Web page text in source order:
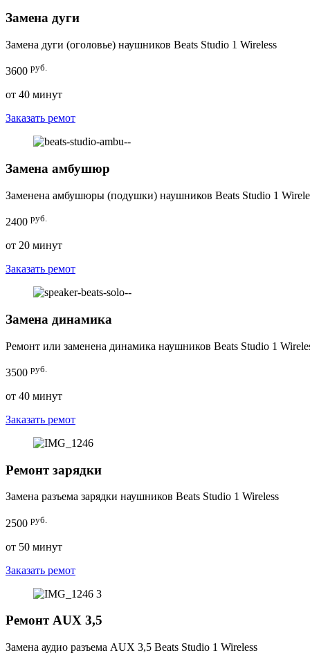
Замена дуги
Замена дуги (оголовье) наушников Beats Studio 1 Wireless
3600 руб.
от 40 минут
Заказать ремот
Замена амбушюр
Заменена амбушюры (подушки) наушников Beats Studio 1
2400 руб.
от 20 минут
Заказать ремот
Замена динамика
Ремонт или заменена динамика наушников Beats Studio 1
3500 руб.
от 40 минут
Заказать ремот
Ремонт зарядки
Замена разъема зарядки наушников Beats Studio 1 Wireless
2500 руб.
от 50 минут
Заказать ремот
Ремонт AUX 3,5
Замена аудио разъема AUX 3,5 Beats Studio 1 Wireless